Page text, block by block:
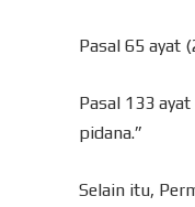
Pasal 65 ayat
Pasal 133
pidana.”
Selain itu,